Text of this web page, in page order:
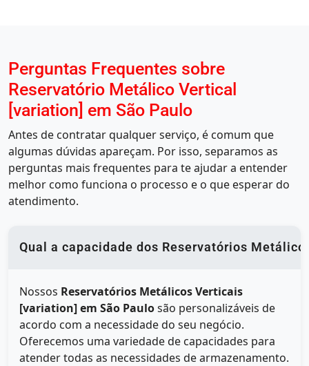
Perguntas Frequentes sobre
Reservatório Metálico Vertical
[variation] em São Paulo
Antes de contratar qualquer serviço, é comum que
algumas dúvidas apareçam. Por isso, separamos as
perguntas mais frequentes para te ajudar a entender
melhor como funciona o processo e o que esperar do
atendimento.
Qual a capacidade dos Reservatórios
Nossos Reservatórios Metálicos Verticais
[variation] em São Paulosão personalizáveis de
acordo com a necessidade do seu negócio.
Oferecemos uma variedade de capacidades para
atender todas as necessidades de armazenamento.